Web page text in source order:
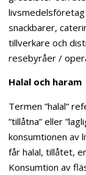
snackbarer,
tillverkare och
resebyråer /
Halal och haram
Termen ”halal”
”tillåtna” eller
konsumtionen av
får halal, tillåtet,
Konsumtion av